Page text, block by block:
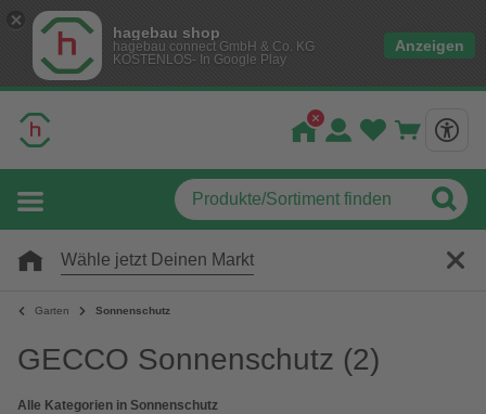
hagebau shop
hagebau connect GmbH & Co. KG
KOSTENLOS- In Google Play
Anzeigen
Wähle jetzt Deinen Markt
Garten Sonnenschutz
GECCO Sonnenschutz (2)
Alle Kategorien in Sonnenschutz